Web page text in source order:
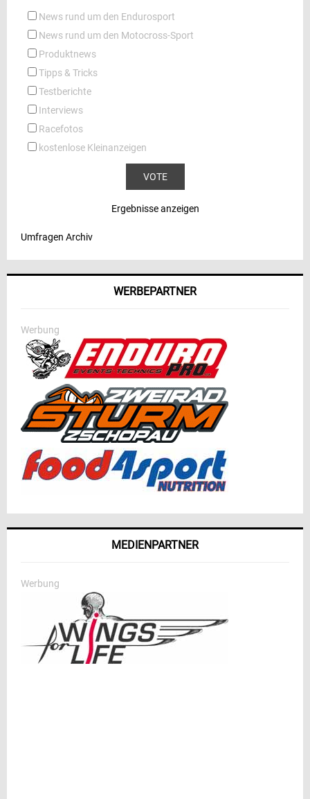
News rund um den Endurosport
News rund um den Motocross-Sport
Produktnews
Tipps & Tricks
Testberichte
Interviews
Racefotos
kostenlose Kleinanzeigen
Ergebnisse anzeigen
Umfragen Archiv
WERBEPARTNER
Werbung
MEDIENPARTNER
Werbung